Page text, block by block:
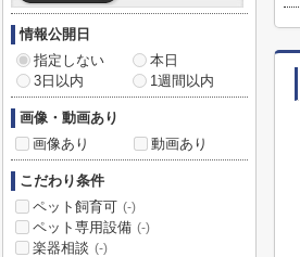
情報公開日
指定しない
本日
3日以内
1週間以内
画像・動画あり
画像あり
動画あり
こだわり条件
ペット飼育可 (-)
ペット専用設備 (-)
楽器相談 (-)